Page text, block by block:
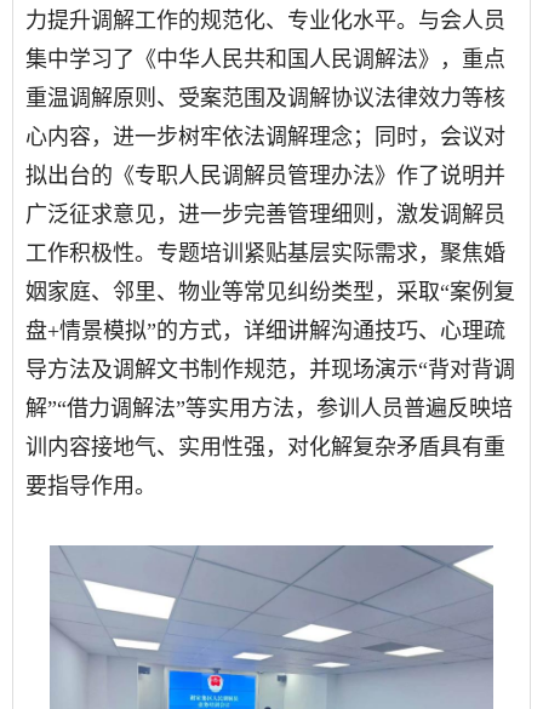
力提升调解工作的规范化、专业化水平。与会人员
集中学习了《中华人民共和国人民调解法》，重点
重温调解原则、受案范围及调解协议法律效力等核
心内容，进一步树牢依法调解理念；同时，会议对
拟出台的《专职人民调解员管理办法》作了说明并
广泛征求意见，进一步完善管理细则，激发调解员
工作积极性。专题培训紧贴基层实际需求，聚焦婚
姻家庭、邻里、物业等常见纠纷类型，采取“案例复
盘+情景模拟”的方式，详细讲解沟通技巧、心理疏
导方法及调解文书制作规范，并现场演示“背对背调
解”“借力调解法”等实用方法，参训人员普遍反映培
训内容接地气、实用性强，对化解复杂矛盾具有重
要指导作用。